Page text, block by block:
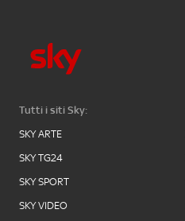
Tutti i siti Sky:
SKY ARTE
SKY TG24
SKY SPORT
SKY VIDEO